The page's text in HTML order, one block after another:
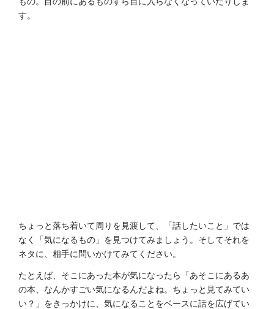
す。
ちょっと落ち着いて周りを見渡して、「話したいこと」では
なく「気になるもの」を見つけてみましょう。そしてそれを
ネタに、相手に問いかけてみてください。
たとえば、そこにあった本が気になったら「あそこにあるあ
の本、なんかすごい気になるんだよね。ちょっと見てみてい
い？」をきっかけに、気になることをベースに話を広げてい